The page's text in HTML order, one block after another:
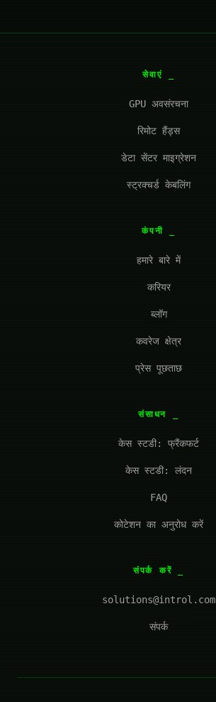
सेवाएं
GPU अवसंरचना
रिमोट हैंड्स
डेटा सेंटर माइग्रेशन
स्ट्रक्चर्ड केबलिंग
कंपनी
हमारे बारे में
करियर
ब्लॉग
कवरेज क्षेत्र
प्रेस पूछताछ
संसाधन
केस स्टडी: फ्रैंकफर्ट
केस स्टडी: लंदन
FAQ
कोटेशन का अनुरोध करें
संपर्क करें
solutions@introl.com
संपर्क